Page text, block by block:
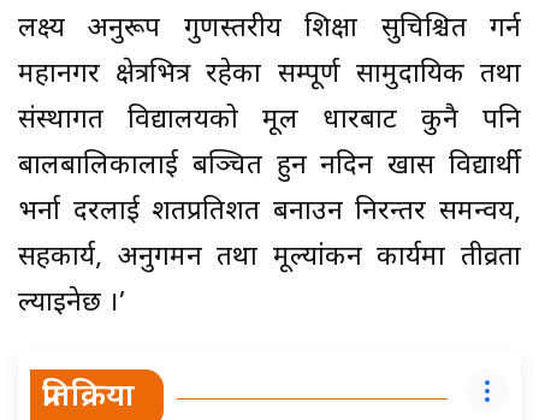
लक्ष्य अनुरूप गुणस्तरीय शिक्षा सुचिश्चित गर्न
महानगर क्षेत्रभित्र रहेका सम्पूर्ण सामुदायिक तथा
संस्थागत विद्यालयको मूल धारबाट कुनै पनि
बालबालिकालाई बञ्चित हुन नदिन खास विद्यार्थी
भर्ना दरलाई शतप्रतिशत बनाउन निरन्तर समन्वय,
सहकार्य, अनुगमन तथा मूल्यांकन कार्यमा तीव्रता
ल्याइनेछ ।’
प्रतिक्रिया